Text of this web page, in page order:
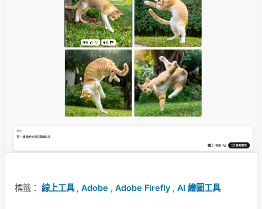
標籤： 線上工具, Adobe , Adobe Firefly , AI 繪圖工具